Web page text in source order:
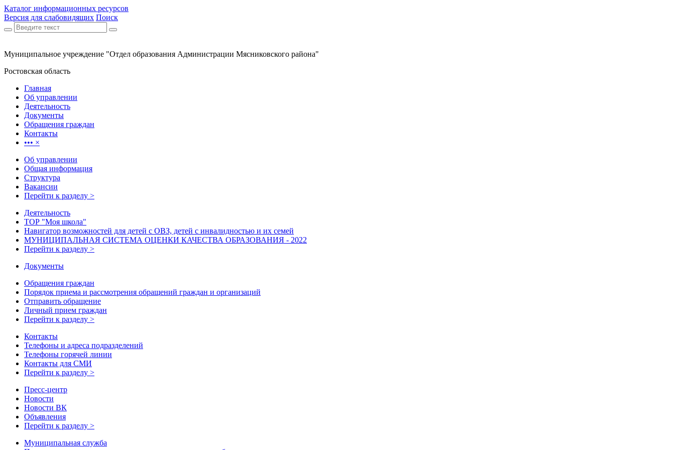
Каталог информационных ресурсов
Версия для слабовидящих Поиск
Муниципальное учреждение "Отдел образования Администрации Мясниковского района"
Ростовская область
Главная
Об управлении
Деятельность
Документы
Обращения граждан
Контакты
••• ×
Об управлении
Общая информация
Структура
Вакансии
Перейти к разделу >
Деятельность
ТОР "Моя школа"
Навигатор возможностей для детей с ОВЗ, детей с инвалидностью и их семей
МУНИЦИПАЛЬНАЯ СИСТЕМА ОЦЕНКИ КАЧЕСТВА ОБРАЗОВАНИЯ - 2022
Перейти к разделу >
Документы
Обращения граждан
Порядок приема и рассмотрения обращений граждан и организаций
Отправить обращение
Личный прием граждан
Перейти к разделу >
Контакты
Телефоны и адреса подразделений
Телефоны горячей линии
Контакты для СМИ
Перейти к разделу >
Пресс-центр
Новости
Новости ВК
Объявления
Перейти к разделу >
Муниципальная служба